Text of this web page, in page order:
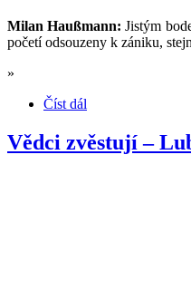
Milan Haußmann: Jistým
početí odsouzeny k zániku,
»
Číst dál
Vědci zvěstují –